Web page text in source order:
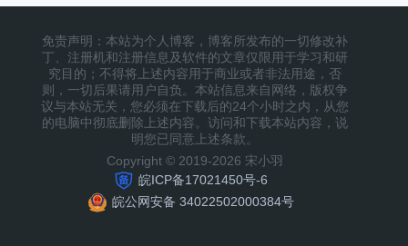
免责声明：本站为个人博客，博客所发布的一切修改补
丁、注册机和注册信息及软件的文章仅限用于学习和研
究目的；不得将上述内容用于商业或者非法用途，否
则，一切后果请用户自负。本站信息来自网络，版权争
议与本站无关，您必须在下载后的24个小时之内，从您
的电脑中彻底删除上述内容。访问和下载本站内容，说
明您已同意上述条款。
Copyright © 2019-2026 宋小羽
皖ICP备17021450号-6
皖公网安备 34022502000384号